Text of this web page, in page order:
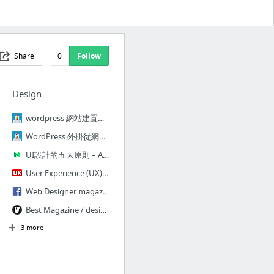
Share 0 Follow
Design
wordpress 網站建置相關文章分享-
WordPress 外掛從網站經營的法則介紹
UI設計的五大原則 – As A Product Designer – Medium
User Experience (UX) magazine
Web Designer magazine
Best Magazine / design template
3 more